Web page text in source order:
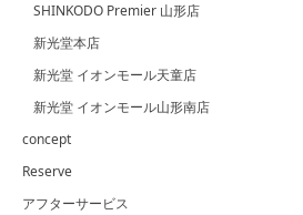
SHINKODO Premier 山形店
新光堂本店
新光堂 イオンモール天童店
新光堂 イオンモール山形南店
concept
Reserve
アフターサービス